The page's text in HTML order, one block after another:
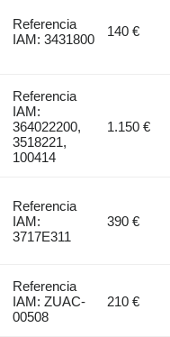
Referencia
IAM: 3431800
140 €
Referencia
IAM:
364022200,
3518221,
100414
1.150 €
Referencia
IAM:
3717E311
390 €
Referencia
IAM: ZUAC-
00508
210 €